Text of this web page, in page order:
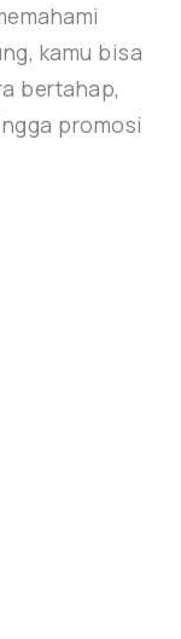
kamu bisa
bertahap,
promosi